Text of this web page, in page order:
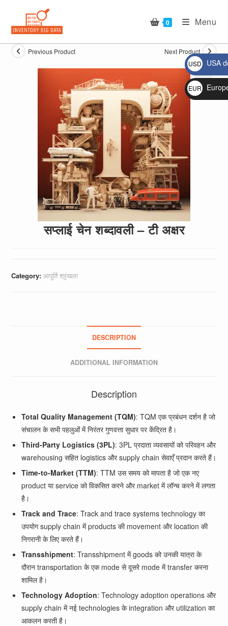
content
0 Menu
Previous Product Next Product
🔍
सप्लाई चेन शब्दावली – टी अक्षर
Category:आपूर्ति श्रृंखला
DESCRIPTION
ADDITIONAL INFORMATION
Description
Total Quality Management (TQM): TQM एक प्रबंधन दर्शन है जो
संचालन के सभी पहलुओं में निरंतर गुणवत्ता सुधार पर केंद्रित है।
Third-Party Logistics (3PL): 3PL प्रदाता व्यवसायों को परिवहन और
warehousing सहित logistics और supply chain सेवाएँ प्रदान करते हैं।
Time-to-Market (TTM): TTM उस समय को मापता है जो एक नए
product या service को विकसित करने और market में लॉन्च करने में लगता
है।
Track and Trace: Track and trace systems technology का
उपयोग supply chain में products की movement और location की
निगरानी के लिए करते हैं।
Transshipment: Transshipment में goods को उनकी यात्रा के
दौरान transportation के एक mode से दूसरे mode में transfer करना
शामिल है।
Technology Adoption: Technology adoption operations और
supply chain में नई technologies के integration और utilization का
आकलन करती है।
USD
$
USA
EUR
€